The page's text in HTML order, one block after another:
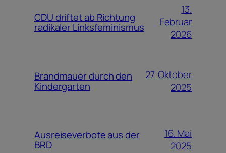
CDU driftet ab Richtung
radikaler Linksfeminismus
13.
Februar
2026
Brandmauer durch den
Kindergarten
27. Oktober
2025
Ausreiseverbote aus der
BRD
16. Mai
2025